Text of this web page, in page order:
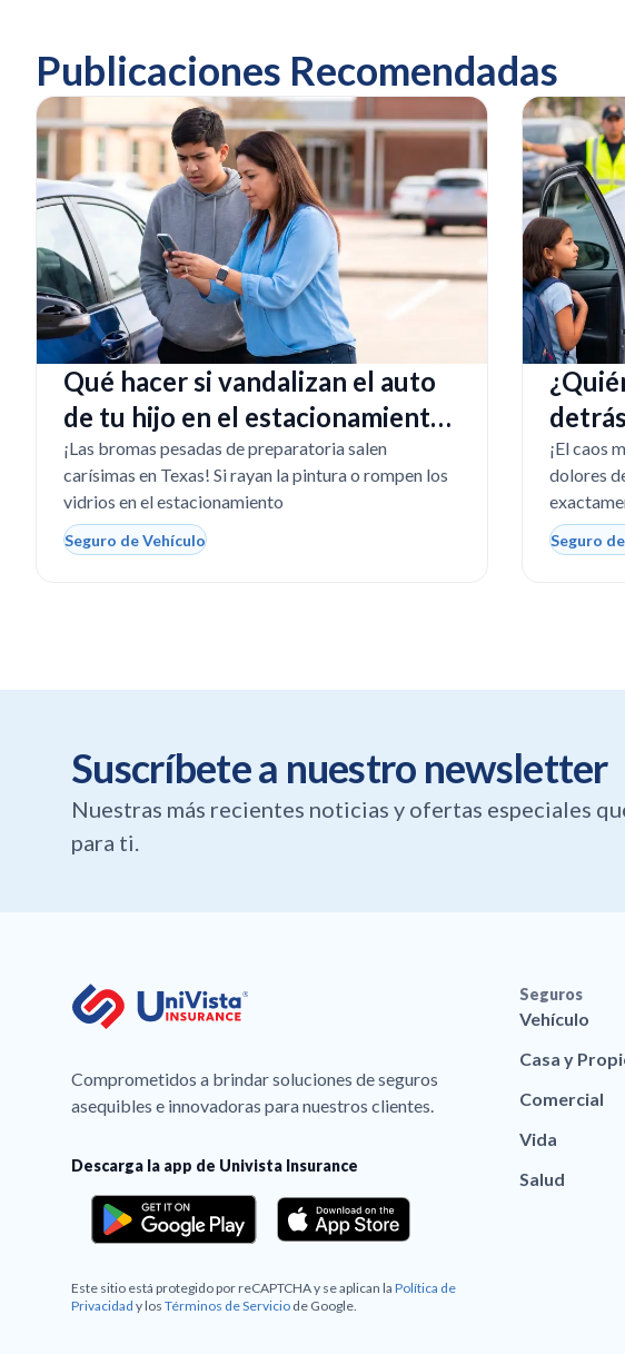
Publicaciones Recomendadas
Qué hacer si vandalizan el auto
de tu hijo en el estacionamiento
de la escuela
¡Las bromas pesadas de preparatoria salen
carísimas en Texas! Si rayan la pintura o rompen los
vidrios en el estacionamiento
Seguro de Vehículo
¡El caos
dolores
Seguro
Suscríbete a nuestro newsletter
Nuestras más recientes noticias y ofertas especiales
para ti.
Comprometidos a brindar soluciones de seguros
asequibles e innovadoras para nuestros clientes.
Descarga la app de Univista Insurance
Este sitio está protegido por reCAPTCHA y se aplican la Política de
Privacidad y los Términos de Servicio de Google.
Seguros
Vehículo
Casa y
Comercial
Vida
Salud